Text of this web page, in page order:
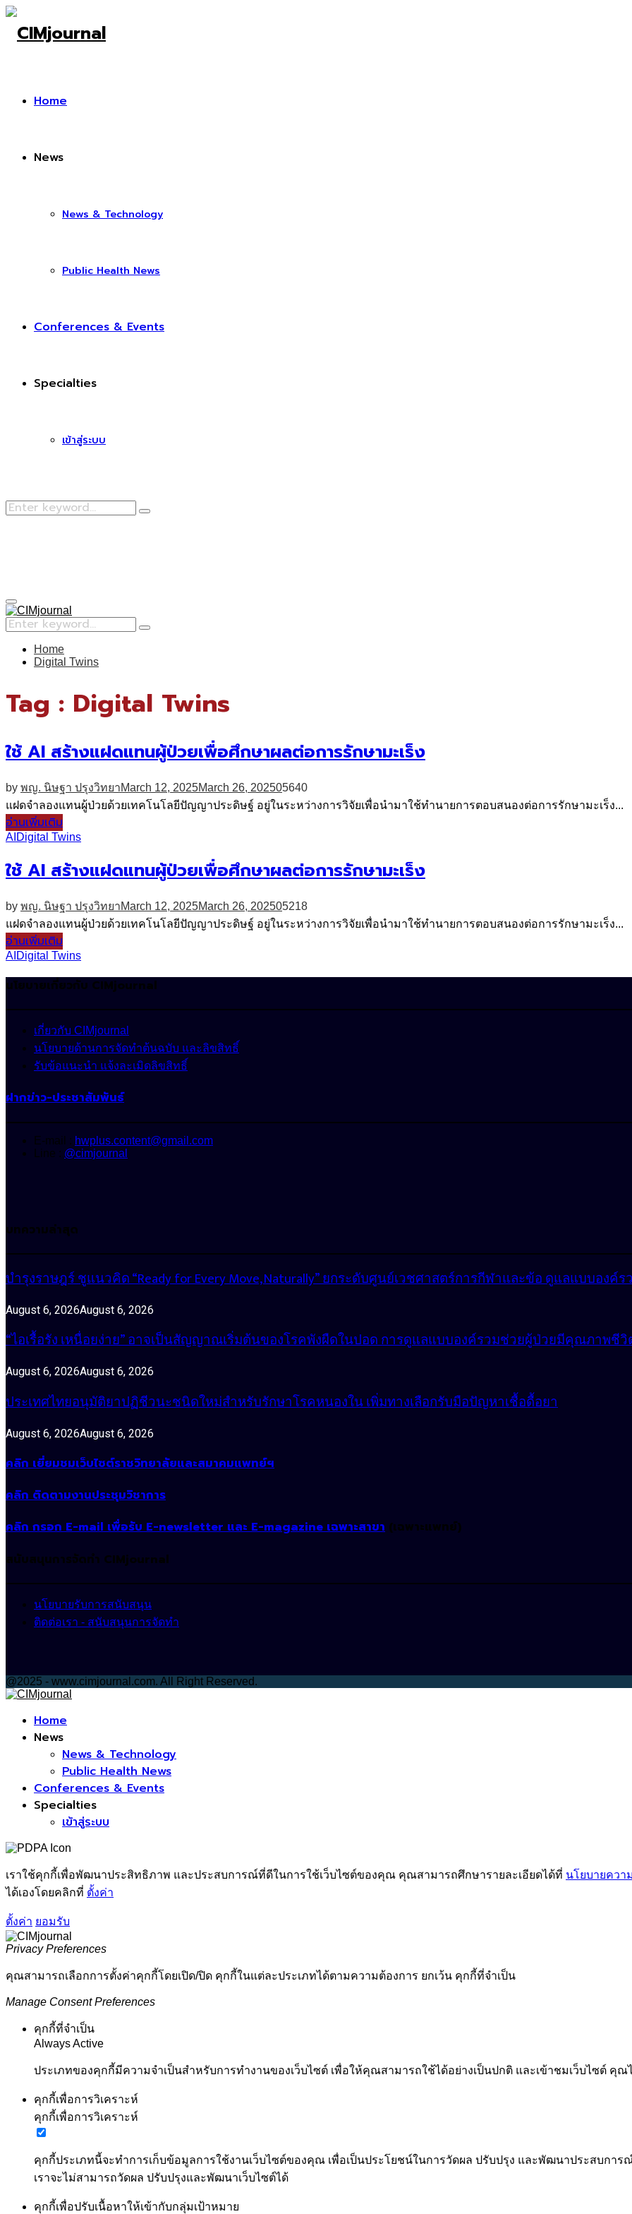
Home
News
News & Technology
Public Health News
Conferences & Events
Specialties
เข้าสู่ระบบ
Search
Search
Primary
Menu
Search
for:
Search
Home
Digital Twins
Tag : Digital Twins
ใช้ AI สร้างแฝดแทนผู้ป่วยเพื่อศึกษาผลต่อการรักษามะเร็ง
by พญ. นิษฐา ปรุงวิทยาMarch 12, 2025March 26, 202505640
แฝดจำลองแทนผู้ป่วยด้วยเทคโนโลยีปัญญาประดิษฐ์ อยู่ในระหว่างการวิจัยเพื่อนำมาใช้ทำนายการตอบสนองต่อการรักษามะเร็ง...
อ่านเพิ่มเติม
AI Digital Twins
ใช้ AI สร้างแฝดแทนผู้ป่วยเพื่อศึกษาผลต่อการรักษามะเร็ง
by พญ. นิษฐา ปรุงวิทยาMarch 12, 2025March 26, 202505218
แฝดจำลองแทนผู้ป่วยด้วยเทคโนโลยีปัญญาประดิษฐ์ อยู่ในระหว่างการวิจัยเพื่อนำมาใช้ทำนายการตอบสนองต่อการรักษามะเร็ง...
อ่านเพิ่มเติม
AI Digital Twins
นโยบายเกี่ยวกับ CIMjournal
เกี่ยวกับ CIMjournal
นโยบายด้านการจัดทำต้นฉบับ และลิขสิทธิ์
รับข้อแนะนำ แจ้งละเมิดลิขสิทธิ์
ฝากข่าว-ประชาสัมพันธ์
E-mail : hwplus.content@gmail.com
Line : @cimjournal
บทความล่าสุด
บำรุงราษฎร์ ชูแนวคิด “Ready for Every Move, Naturally” ยกระดับศูนย์เวชศาสตร์การกีฬาและข้อ ดูแลแบบองค์ร
August 6, 2026August 6, 2026
“ไอเรื้อรัง เหนื่อยง่าย” อาจเป็นสัญญาณเริ่มต้นของโรคพังผืดในปอด การดูแลแบบองค์รวมช่วยผู้ป่วยมีคุณภาพชี
August 6, 2026August 6, 2026
ประเทศไทยอนุมัติยาปฏิชีวนะชนิดใหม่สำหรับรักษาโรคหนองใน เพิ่มทางเลือกรับมือปัญหาเชื้อดื้อยา
August 6, 2026August 6, 2026
คลิก เยี่ยมชมเว็บไซต์ราชวิทยาลัยและสมาคมแพทย์ฯ
คลิก ติดตามงานประชุมวิชาการ
คลิก กรอก E-mail เพื่อรับ E-newsletter และ E-magazine เฉพาะสาขา (เฉพาะแพทย์)
สนับสนุนการจัดทำ CIMjournal
นโยบายรับการสนับสนุน
ติดต่อเรา - สนับสนุนการจัดทำ
@2025 - www.cimjournal.com. All Right Reserved.
Home
News
News & Technology
Public Health News
Conferences & Events
Specialties
เข้าสู่ระบบ
เราใช้คุกกี้เพื่อพัฒนาประสิทธิภาพ และประสบการณ์ที่ดีในการใช้เว็บไซต์ของคุณ คุณสามารถศึกษารายละเอียดได้ที่ นโยบายควา
ได้เองโดยคลิกที่ ตั้งค่า
ตั้งค่า ยอมรับ
Privacy Preferences
คุณสามารถเลือกการตั้งค่าคุกกี้โดยเปิด/ปิด คุกกี้ในแต่ละประเภทได้ตามความต้องการ ยกเว้น คุกกี้ที่จำเป็น
Manage Consent Preferences
คุกกี้ที่จำเป็น
Always Active
ประเภทของคุกกี้มีความจำเป็นสำหรับการทำงานของเว็บไซต์ เพื่อให้คุณสามารถใช้ได้อย่างเป็นปกติ และเข้าชมเว็บไซต์ คุ
คุกกี้เพื่อการวิเคราะห์
คุกกี้เพื่อการวิเคราะห์
คุกกี้ประเภทนี้จะทำการเก็บข้อมูลการใช้งานเว็บไซต์ของคุณ เพื่อเป็นประโยชน์ในการวัดผล ปรับปรุง และพัฒนาประสบกา
เราจะไม่สามารถวัดผล ปรับปรุงและพัฒนาเว็บไซต์ได้
คุกกี้เพื่อปรับเนื้อหาให้เข้ากับกลุ่มเป้าหมาย